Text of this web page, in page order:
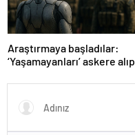
Araştırmaya başladılar:
‘Yaşamayanları’ askere alıp